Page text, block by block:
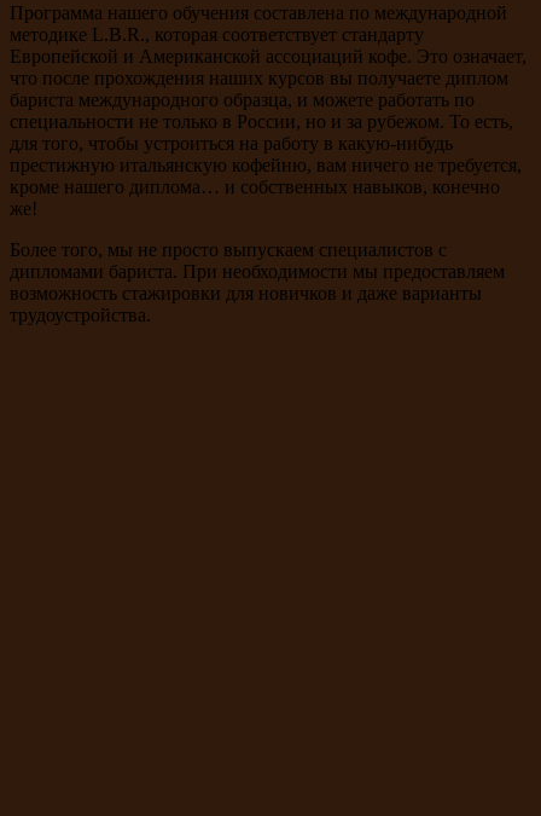
Программа нашего обучения составлена по международной
методике L.B.R., которая соответствует стандарту
Европейской и Американской ассоциаций кофе. Это означает,
что после прохождения наших курсов вы получаете диплом
бариста международного образца, и можете работать по
специальности не только в России, но и за рубежом. То есть,
для того, чтобы устроиться на работу в какую-нибудь
престижную итальянскую кофейню, вам ничего не требуется,
кроме нашего диплома… и собственных навыков, конечно
же!
Более того, мы не просто выпускаем специалистов с
дипломами бариста. При необходимости мы предоставляем
возможность стажировки для новичков и даже варианты
трудоустройства.